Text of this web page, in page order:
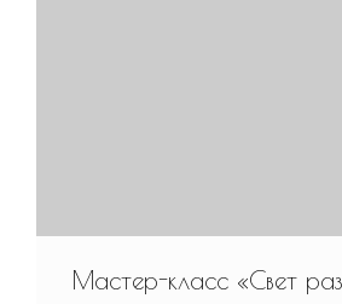
Мастер-класс «Свет